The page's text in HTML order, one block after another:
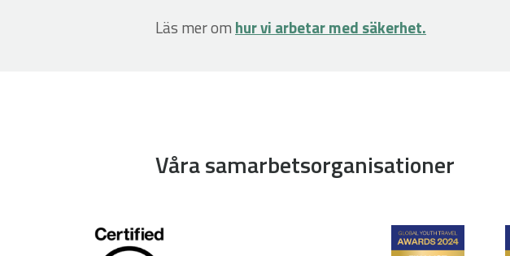
Läs mer om hur vi arbetar med säkerhet.
Våra samarbetsorganisationer